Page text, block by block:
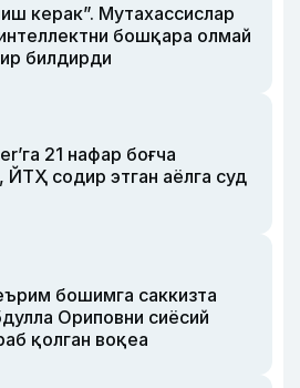
керак”. Мутахассислар
бошқара олмай
билдирди
21 нафар боғча
ЙТҲ содир этган аёлга суд
бошимга саккизта
Ориповни сиёсий
қолган воқеа